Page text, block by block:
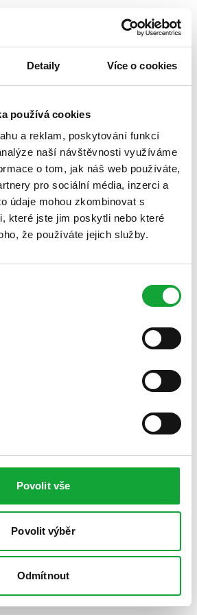
Detaily Více o cookies
používá cookies
a reklam, poskytování funkcí
naší návštěvnosti využíváme
o tom, jak náš web používáte,
pro sociální média, inzerci a
údaje mohou zkombinovat s
které jste jim poskytli nebo které
že používáte jejich služby.
Povolit vše
Povolit výběr
Odmítnout